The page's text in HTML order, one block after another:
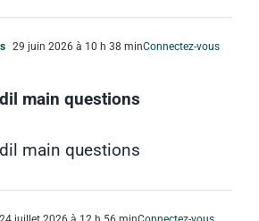
29 juin 2026 à 10 h 38 minConnectez-vous
main questions
main questions